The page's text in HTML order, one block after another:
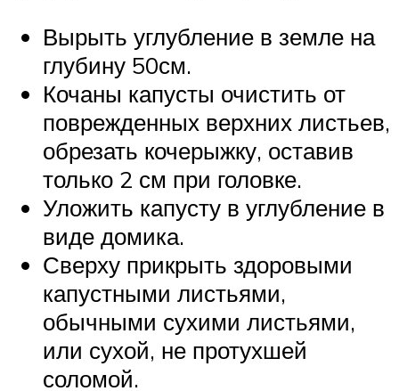
Вырыть углубление в земле на
глубину 50см.
Кочаны капусты очистить от
поврежденных верхних листьев,
обрезать кочерыжку, оставив
только 2 см при головке.
Уложить капусту в углубление в
виде домика.
Сверху прикрыть здоровыми
капустными листьями,
обычными сухими листьями,
или сухой, не протухшей
соломой.